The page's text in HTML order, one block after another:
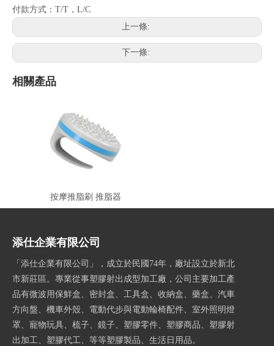
付款方式：T/T，L/C
上一條:
下一條:
相關產品
按摩推脂刷 推脂器
添仕企業有限公司
「添仕企業有限公司」，成立於民國74年，廠址設立於新北
市新莊區。專業從事塑膠射出成型加工廠，公司主要加工產
品有微波用保鮮盒、密封盒、工具盒、收納盒、藥盒、汽車
方向盤、機車外殼、電動代步與電動輪椅配件、室外照明燈
罩、寵物玩具、梳子、鏡子、塑膠零件、塑膠商品、塑膠射
出加工、塑膠代工、等等塑膠製品、生活日用品。